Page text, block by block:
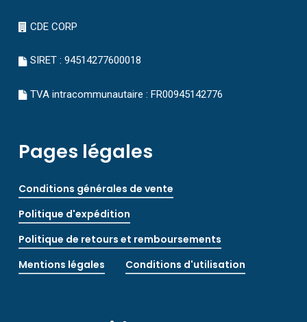
CDE CORP
SIRET : 94514277600018
TVA intracommunautaire : FR00945142776
Pages légales
Conditions générales de vente
Politique d'expédition
Politique de retours et remboursements
Mentions légales
Conditions d'utilisation